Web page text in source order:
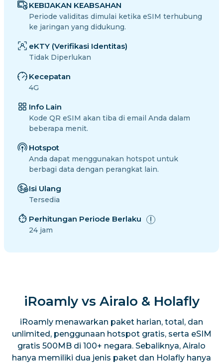
KEBIJAKAN KEABSAHAN
Periode validitas dimulai ketika eSIM terhubung
ke jaringan yang didukung.
eKTY (Verifikasi Identitas)
Tidak Diperlukan
Kecepatan
4G
Info Lain
Kode QR eSIM akan tiba di email Anda dalam
beberapa menit.
Hotspot
Anda dapat menggunakan hotspot untuk
berbagi data dengan perangkat lain.
Isi Ulang
Tersedia
Perhitungan Periode Berlaku
24 jam
iRoamly vs Airalo & Holafly
iRoamly menawarkan paket harian, total, dan
unlimited, penggunaan hotspot gratis, serta eSIM
gratis 500MB di 100+ negara. Sebaliknya, Airalo
hanya memiliki dua jenis paket dan Holafly hanya